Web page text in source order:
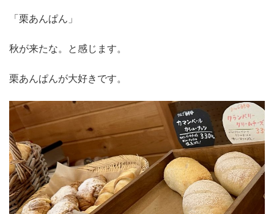
「栗あんぱん」
秋が来たな。と感じます。
栗あんぱんが大好きです。